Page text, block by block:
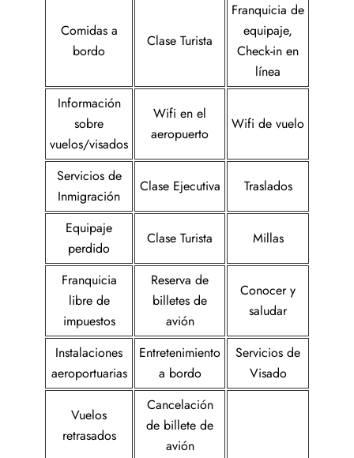
Comidas a
bordo
Clase Turista
Franquicia de
equipaje,
Check-in en
línea
Información
sobre
vuelos/visados
Wifi en el
aeropuerto
Wifi de vuelo
Servicios de
Inmigración
Clase Ejecutiva Traslados
Equipaje
perdido
Clase Turista Millas
Franquicia
libre de
impuestos
Reserva de
billetes de
avión
Conocer y
saludar
Instalaciones
aeroportuarias
Entretenimiento
a bordo
Servicios de
Visado
Vuelos
retrasados
Cancelación
de billete de
avión